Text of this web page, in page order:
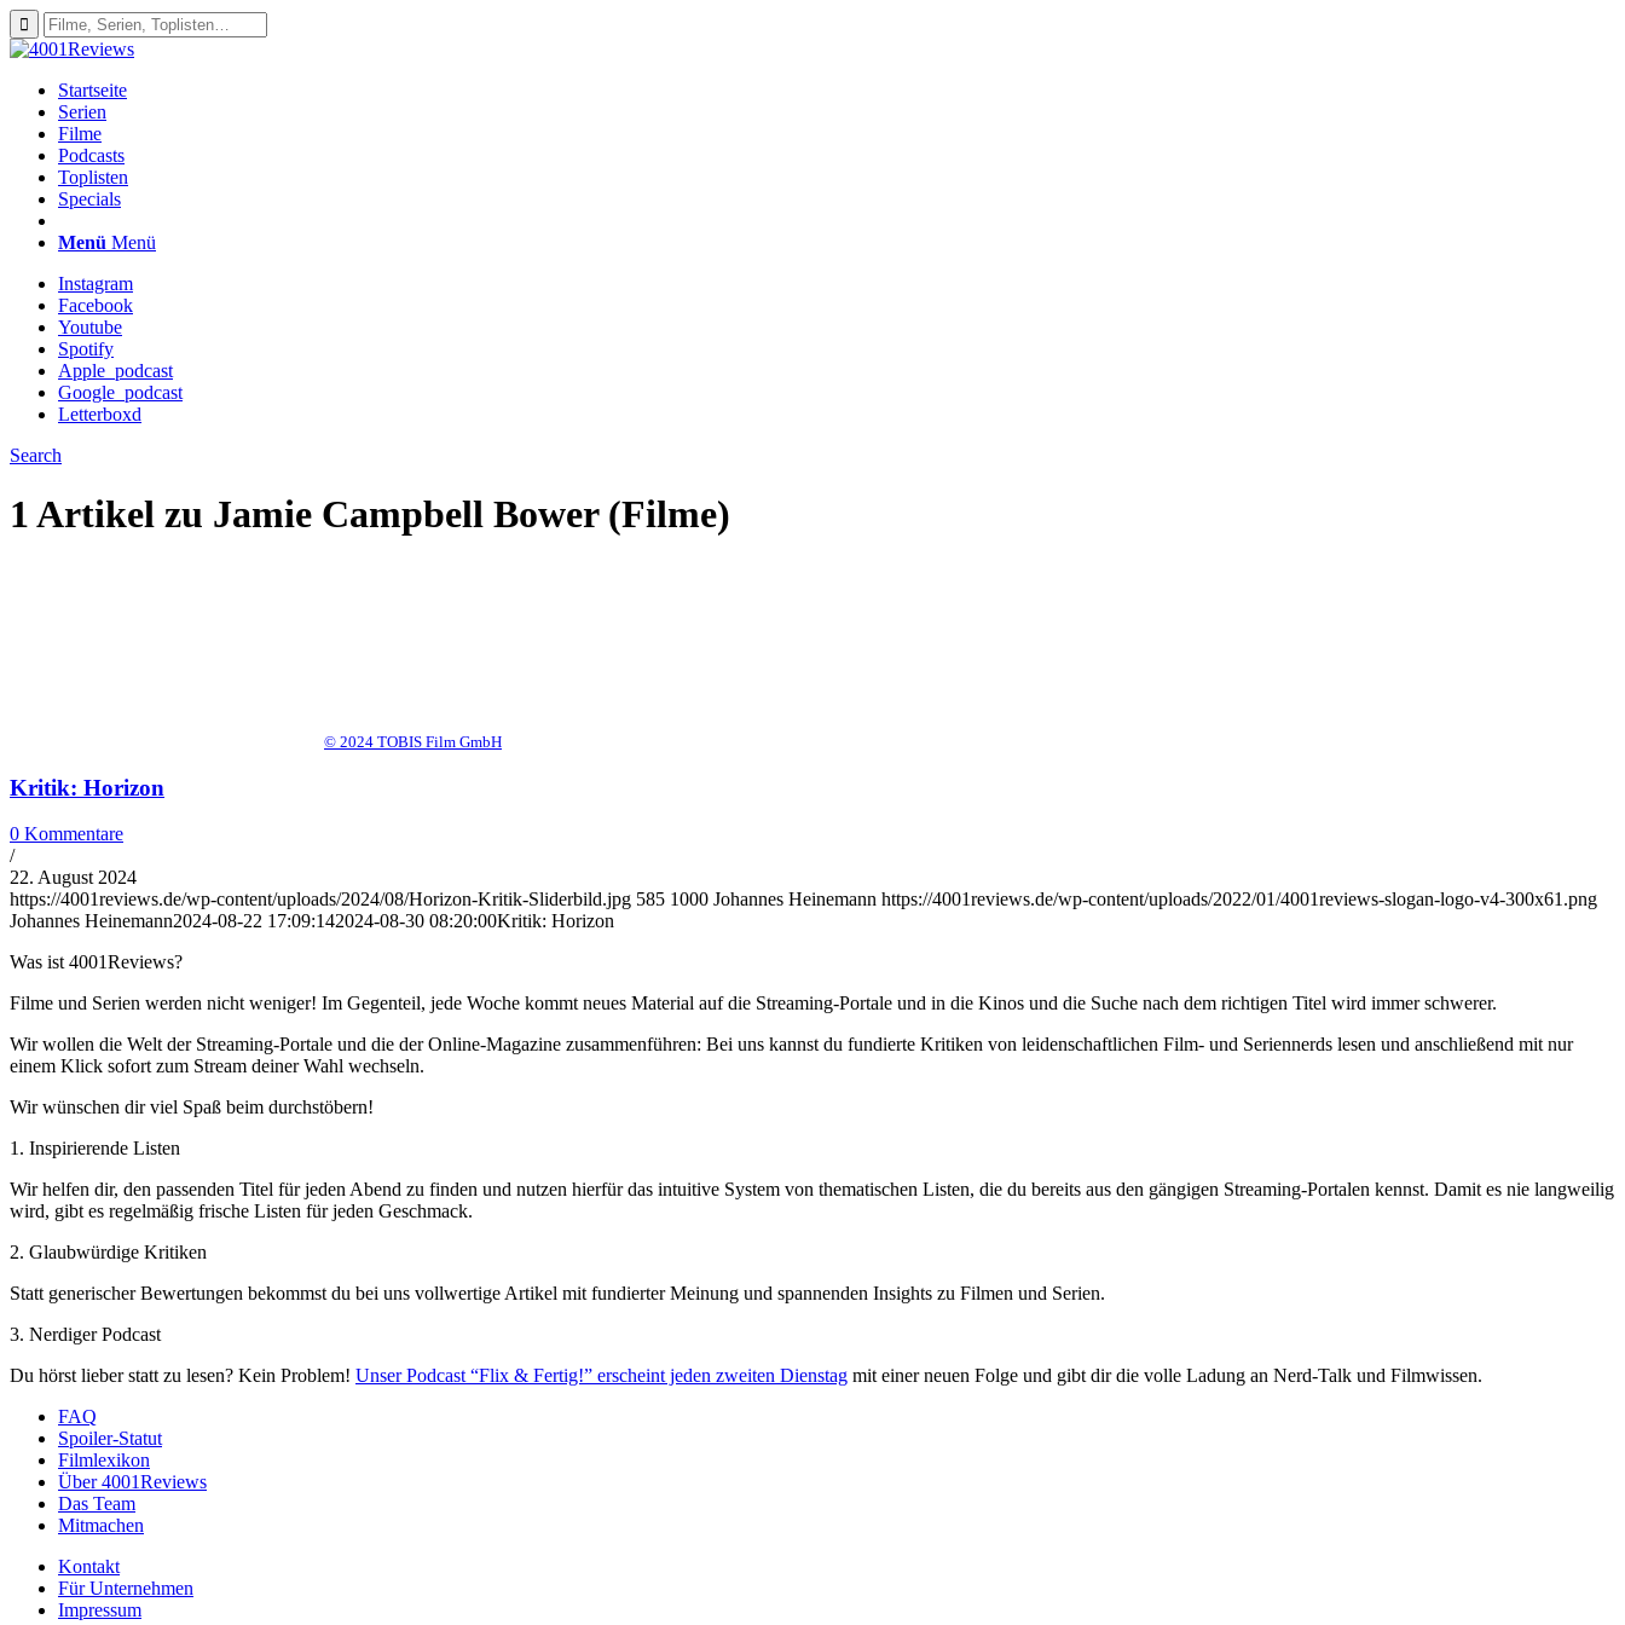
Startseite
Serien
Filme
Podcasts
Toplisten
Specials
Menü Menü
Instagram
Facebook
Youtube
Spotify
Apple_podcast
Google_podcast
Letterboxd
Search
1 Artikel zu Jamie Campbell Bower (Filme)
© 2024 TOBIS Film GmbH
Kritik: Horizon
0 Kommentare
/
22. August 2024
https://4001reviews.de/wp-content/uploads/2024/08/Horizon-Kritik-Sliderbild.jpg 585 1000 Johannes Heinemann https://4001reviews.de/wp-content/uploads/2022/01/4001reviews-slogan-logo-v4-300x61.png
Johannes Heinemann2024-08-22 17:09:142024-08-30 08:20:00Kritik: Horizon
Was ist 4001Reviews?
Filme und Serien werden nicht weniger! Im Gegenteil, jede Woche kommt neues Material auf die Streaming-Portale und in die Kinos und die Suche nach dem richtigen Titel wird immer schwerer.
Wir wollen die Welt der Streaming-Portale und die der Online-Magazine zusammenführen: Bei uns kannst du fundierte Kritiken von leidenschaftlichen Film- und Seriennerds lesen und anschließend mit nur
einem Klick sofort zum Stream deiner Wahl wechseln.
Wir wünschen dir viel Spaß beim durchstöbern!
1. Inspirierende Listen
Wir helfen dir, den passenden Titel für jeden Abend zu finden und nutzen hierfür das intuitive System von thematischen Listen, die du bereits aus den gängigen Streaming-Portalen kennst. Damit es nie langweilig
wird, gibt es regelmäßig frische Listen für jeden Geschmack.
2. Glaubwürdige Kritiken
Statt generischer Bewertungen bekommst du bei uns vollwertige Artikel mit fundierter Meinung und spannenden Insights zu Filmen und Serien.
3. Nerdiger Podcast
Du hörst lieber statt zu lesen? Kein Problem! Unser Podcast “Flix & Fertig!” erscheint jeden zweiten Dienstag mit einer neuen Folge und gibt dir die volle Ladung an Nerd-Talk und Filmwissen.
FAQ
Spoiler-Statut
Filmlexikon
Über 4001Reviews
Das Team
Mitmachen
Kontakt
Für Unternehmen
Impressum